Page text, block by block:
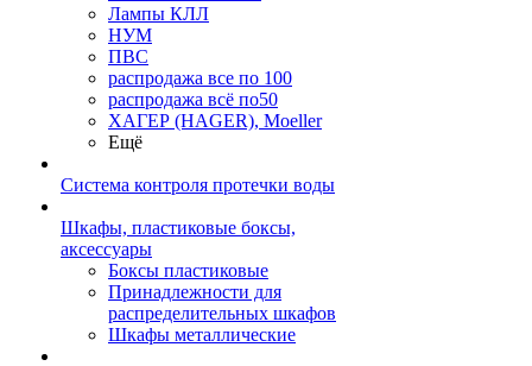
Лампы КЛЛ
НУМ
ПВС
распродажа все по 100
распродажа всё по50
ХАГЕР (HAGER), Moeller
Ещё
Система контроля протечки воды
Шкафы, пластиковые боксы,
аксессуары
Боксы пластиковые
Принадлежности для
распределительных шкафов
Шкафы металлические